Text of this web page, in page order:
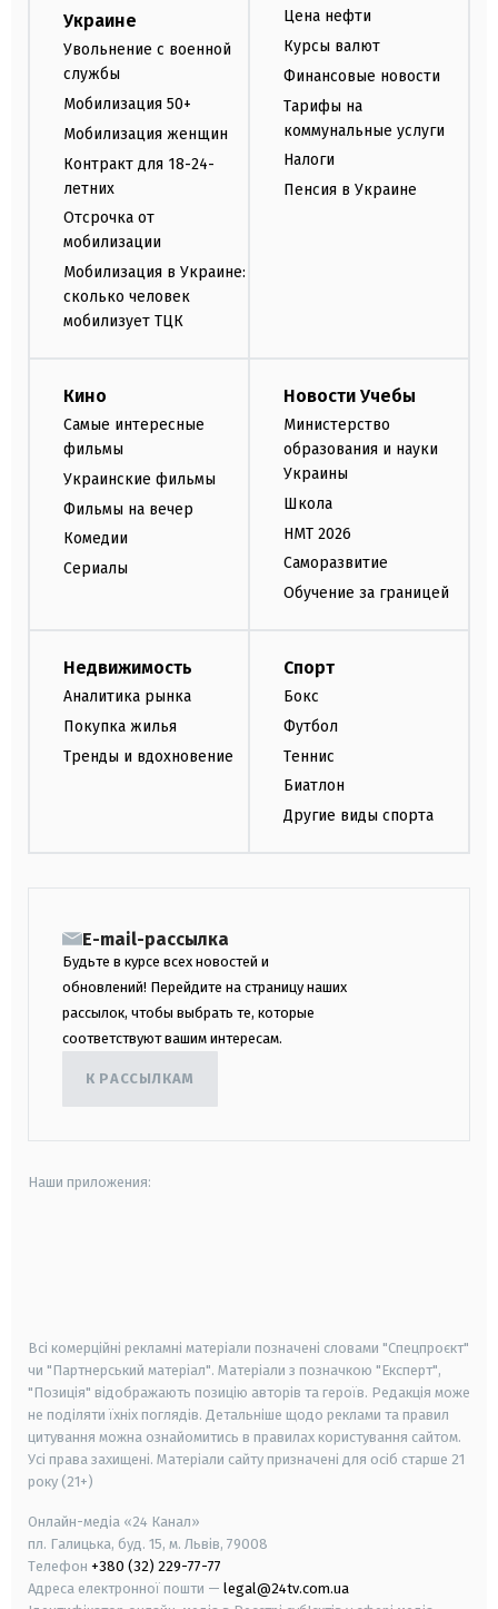
Украине
Увольнение с военной
службы
Мобилизация 50+
Мобилизация женщин
Контракт для 18-24-
летних
Отсрочка от
мобилизации
Мобилизация в Украине:
сколько человек
мобилизует ТЦК
Цена нефти
Курсы валют
Финансовые новости
Тарифы на
коммунальные услуги
Налоги
Пенсия в Украине
Кино
Самые интересные
фильмы
Украинские фильмы
Фильмы на вечер
Комедии
Сериалы
Новости Учебы
Министерство
образования и науки
Украины
Школа
НМТ 2026
Саморазвитие
Обучение за границей
Недвижимость
Аналитика рынка
Покупка жилья
Тренды и вдохновение
Спорт
Бокс
Футбол
Теннис
Биатлон
Другие виды спорта
E-mail-рассылка
Будьте в курсе всех новостей и
обновлений! Перейдите на страницу наших
рассылок, чтобы выбрать те, которые
соответствуют вашим интересам.
К РАССЫЛКАМ
Наши приложения:
Всі комерційні рекламні матеріали позначені словами "Спецпроєкт"
чи "Партнерський матеріал". Матеріали з позначкою "Експерт",
"Позиція" відображають позицію авторів та героїв. Редакція може
не поділяти їхніх поглядів. Детальніше щодо реклами та правил
цитування можна ознайомитись в правилах користування сайтом.
Усі права захищені. Матеріали сайту призначені для осіб старше 21
року (21+)
Онлайн-медіа «24 Канал»
пл. Галицька, буд. 15, м. Львів, 79008
Телефон +380 (32) 229-77-77
Адреса електронної пошти — legal@24tv.com.ua